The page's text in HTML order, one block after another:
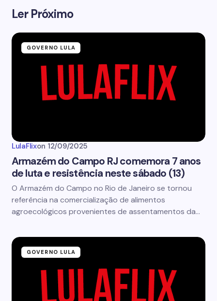
Ler Próximo
GOVERNO LULA
LulaFlixon 12/09/2025
Armazém do Campo RJ comemora 7 anos
de luta e resistência neste sábado (13)
O Armazém do Campo no Rio de Janeiro se tornou
referência na comercialização de alimentos
agroecológicos provenientes de assentamentos da…
GOVERNO LULA